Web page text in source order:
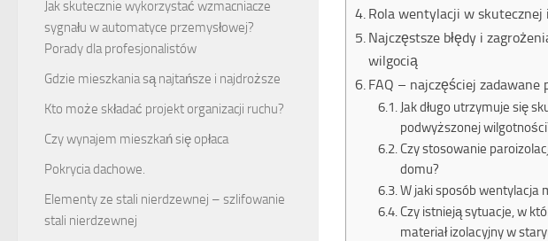
Rola wentylacji w
Najczęstsze błędy i
wilgocią
FAQ – najczęściej zadawane
Jak długo utrzymuje się
podwyższonej
Czy stosowanie
domu?
W jaki sposób wentylacja
Czy istnieją sytuacje, w
materiał izolacyjny w
Jak skutecznie wykorzystać wzmacniacze
sygnału w automatyce przemysłowej?
Porady dla profesjonalistów
Gdzie mieszkania są najtańsze i najdroższe
Kto może składać projekt organizacji ruchu?
Czy wynajem mieszkań się opłaca
Pokrycia dachowe.
Elementy ze stali nierdzewnej – szlifowanie
stali nierdzewnej